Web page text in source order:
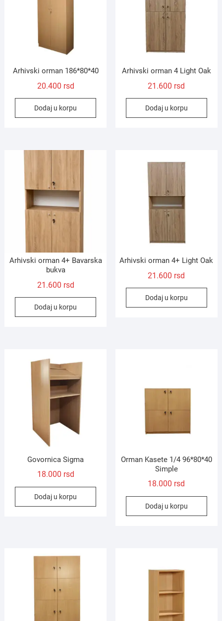
Arhivski orman 186*80*40
20.400 rsd
Dodaj u korpu
Arhivski orman 4 Light Oak
21.600 rsd
Dodaj u korpu
Arhivski orman 4+ Bavarska
bukva
21.600 rsd
Dodaj u korpu
Arhivski orman 4+ Light Oak
21.600 rsd
Dodaj u korpu
Govornica Sigma
18.000 rsd
Dodaj u korpu
Orman Kasete 1/4 96*80*40
Simple
18.000 rsd
Dodaj u korpu